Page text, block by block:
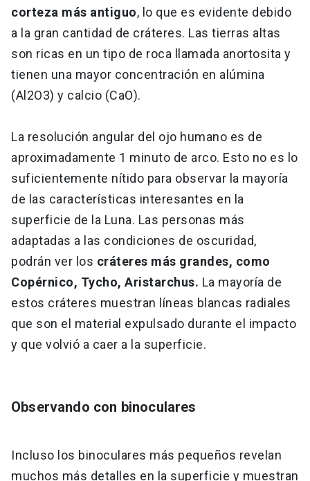
corteza más antiguo, lo que es evidente debido
a la gran cantidad de cráteres. Las tierras altas
son ricas en un tipo de roca llamada anortosita y
tienen una mayor concentración en alúmina
(Al2O3) y calcio (CaO).
La resolución angular del ojo humano es de
aproximadamente 1 minuto de arco. Esto no es lo
suficientemente nítido para observar la mayoría
de las características interesantes en la
superficie de la Luna. Las personas más
adaptadas a las condiciones de oscuridad,
podrán ver los cráteres más grandes, como
Copérnico, Tycho, Aristarchus. La mayoría de
estos cráteres muestran líneas blancas radiales
que son el material expulsado durante el impacto
y que volvió a caer a la superficie.
Observando con binoculares
Incluso los binoculares más pequeños revelan
muchos más detalles en la superficie y muestran